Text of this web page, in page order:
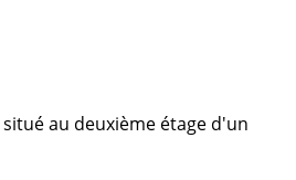
situé au deuxième étage d'un